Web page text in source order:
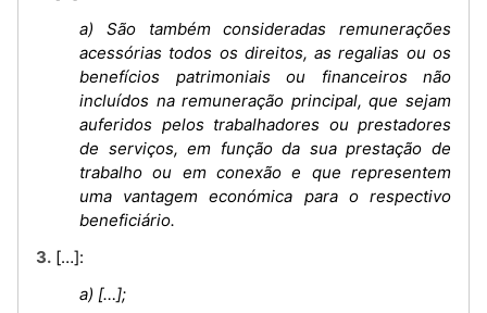
a) São também consideradas remunerações
acessórias todos os direitos, as regalias ou os
benefícios patrimoniais ou financeiros não
incluídos na remuneração principal, que sejam
auferidos pelos trabalhadores ou prestadores
de serviços, em função da sua prestação de
trabalho ou em conexão e que representem
uma vantagem económica para o respectivo
beneficiário.
3. […]:
a) […];